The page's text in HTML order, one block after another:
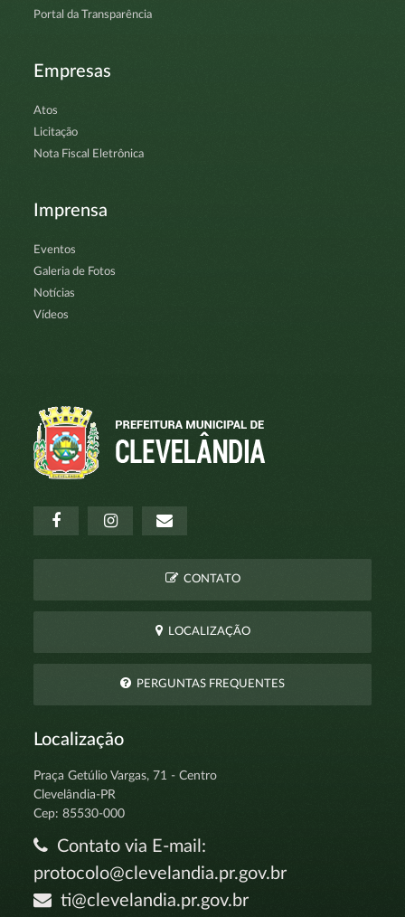
Portal da Transparência
Empresas
Atos
Licitação
Nota Fiscal Eletrônica
Imprensa
Eventos
Galeria de Fotos
Notícias
Vídeos
CONTATO
LOCALIZAÇÃO
PERGUNTAS FREQUENTES
Localização
Praça Getúlio Vargas, 71 - Centro
Clevelândia-PR
Cep: 85530-000
Contato via E-mail:
protocolo@clevelandia.pr.gov.br
ti@clevelandia.pr.gov.br